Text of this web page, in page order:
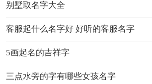
别墅取名字大全
客服起什么名字好 好听的客服名字
5画起名的吉祥字
三点水旁的字有哪些女孩名字